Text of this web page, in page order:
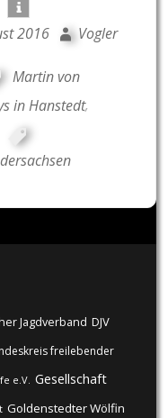
2016 Vogler
Martin von
in Hanstedt,
Jagdverband DJV
freilebender
e.V. Gesellschaft
Goldenstedter Wölfin